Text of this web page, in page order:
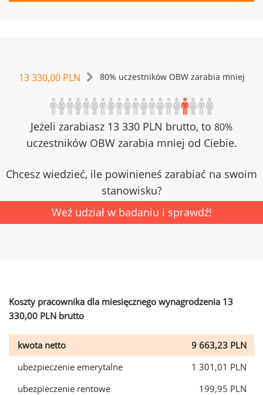
13 330,00 PLN 80% uczestników OBW zarabia mniej
Jeżeli zarabiasz 13 330 PLN brutto, to 80%
uczestników OBW zarabia mniej od Ciebie.
Chcesz wiedzieć, ile powinieneś zarabiać na swoim
stanowisku?
Weź udział w badaniu i sprawdź!
Koszty pracownika dla miesięcznego wynagrodzenia 13
330,00 PLN brutto
kwota netto
9 663,23 PLN
ubezpieczenie emerytalne
1 301,01 PLN
ubezpieczenie rentowe
199,95 PLN